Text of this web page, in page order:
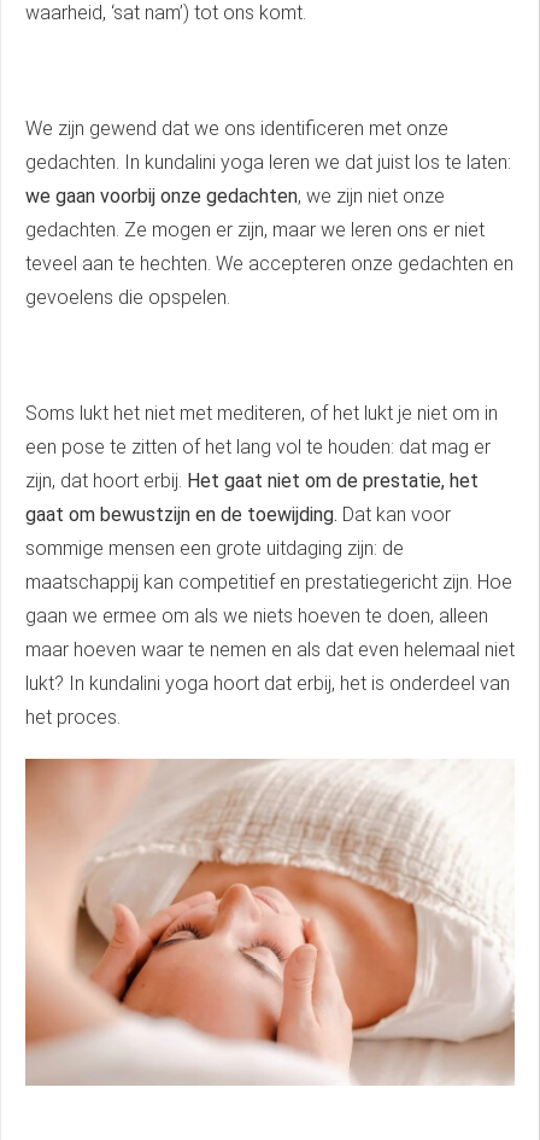
waarheid, ‘sat nam’) tot ons komt.
We zijn gewend dat we ons identificeren met onze
gedachten. In kundalini yoga leren we dat juist los te laten:
we gaan voorbij onze gedachten, we zijn niet onze
gedachten. Ze mogen er zijn, maar we leren ons er niet
teveel aan te hechten. We accepteren onze gedachten en
gevoelens die opspelen.
Soms lukt het niet met mediteren, of het lukt je niet om in
een pose te zitten of het lang vol te houden: dat mag er
zijn, dat hoort erbij. Het gaat niet om de prestatie, het
gaat om bewustzijn en de toewijding. Dat kan voor
sommige mensen een grote uitdaging zijn: de
maatschappij kan competitief en prestatiegericht zijn. Hoe
gaan we ermee om als we niets hoeven te doen, alleen
maar hoeven waar te nemen en als dat even helemaal niet
lukt? In kundalini yoga hoort dat erbij, het is onderdeel van
het proces.